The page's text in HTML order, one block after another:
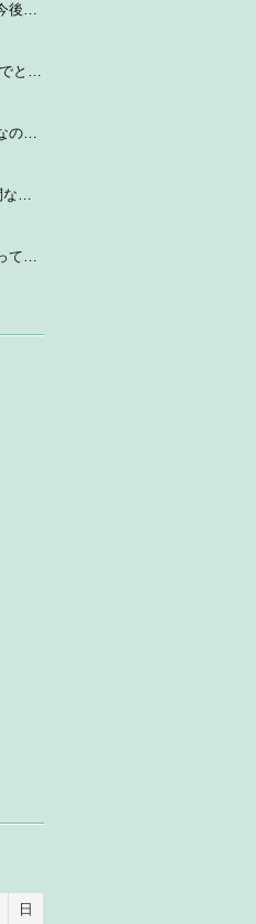
御社の経営理念に賛同し、今後の成長を期待して今日微量なが...
平野様： 東証１部上場おめでとうございます。ひとえに平...
今回は、あくまで実証実験なので、当社の売上に関しては未定...
平野社長お疲れ様です! 質問なんですが、インフォテリアはソ...
ブロックチェーン技術を使って、現状それなりに触れる機会が...
日